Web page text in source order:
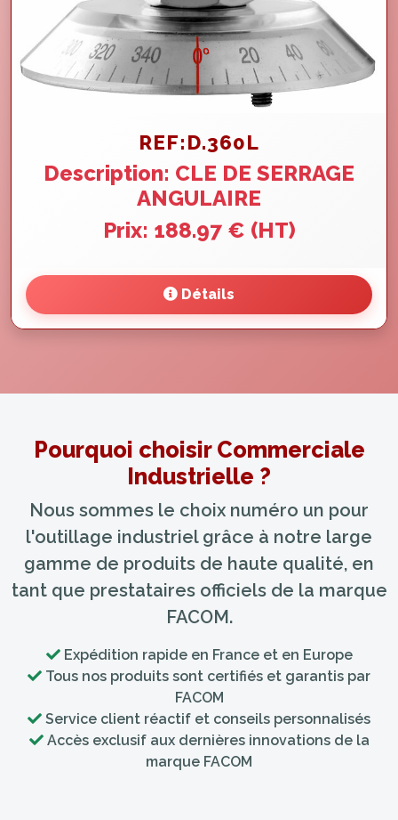
REF:D.360L
Description: CLE DE SERRAGE
ANGULAIRE
Prix: 188.97 € (HT)
Détails
Pourquoi choisir Commerciale
Industrielle ?
Nous sommes le choix numéro un pour
l'outillage industriel grâce à notre large
gamme de produits de haute qualité, en
tant que prestataires officiels de la marque
FACOM.
Expédition rapide en France et en Europe
Tous nos produits sont certifiés et garantis par
FACOM
Service client réactif et conseils personnalisés
Accès exclusif aux dernières innovations de la
marque FACOM